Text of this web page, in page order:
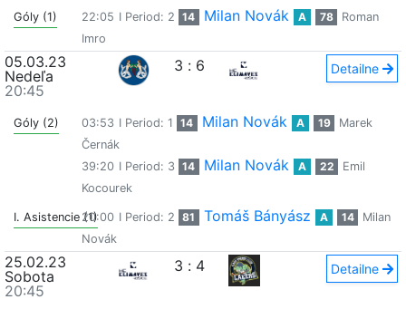
Góly (1) 22:05 I Period: 2 14 Milan Novák A 78
Roman
Imro
05.03.23
Nedeľa
20:45
3 : 6 Detailne
Góly (2) 03:53 I Period: 1 14 Milan Novák A 19
Marek
Černák
39:20 I Period: 3 14 Milan Novák A 22
Emil
Kocourek
I. Asistencie (1)20:00 I Period: 2 81 Tomáš Bányász A 14
Milan
Novák
25.02.23
Sobota
20:45
3 : 4 Detailne